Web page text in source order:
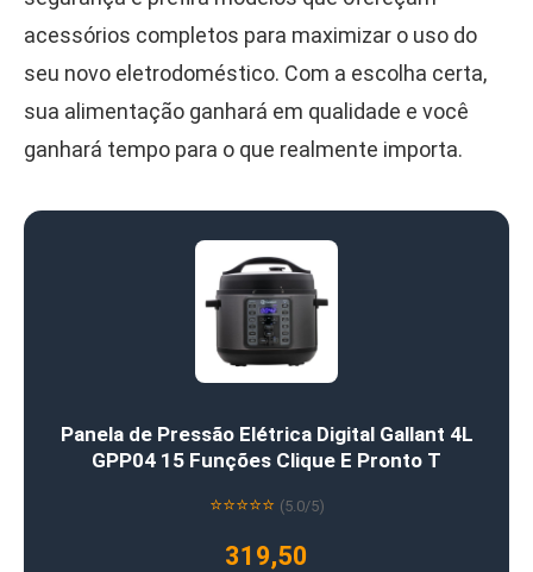
acessórios completos para maximizar o uso do
seu novo eletrodoméstico. Com a escolha certa,
sua alimentação ganhará em qualidade e você
ganhará tempo para o que realmente importa.
Panela de Pressão Elétrica Digital Gallant 4L
GPP04 15 Funções Clique E Pronto T
⭐⭐⭐⭐⭐ (5.0/5)
319,50